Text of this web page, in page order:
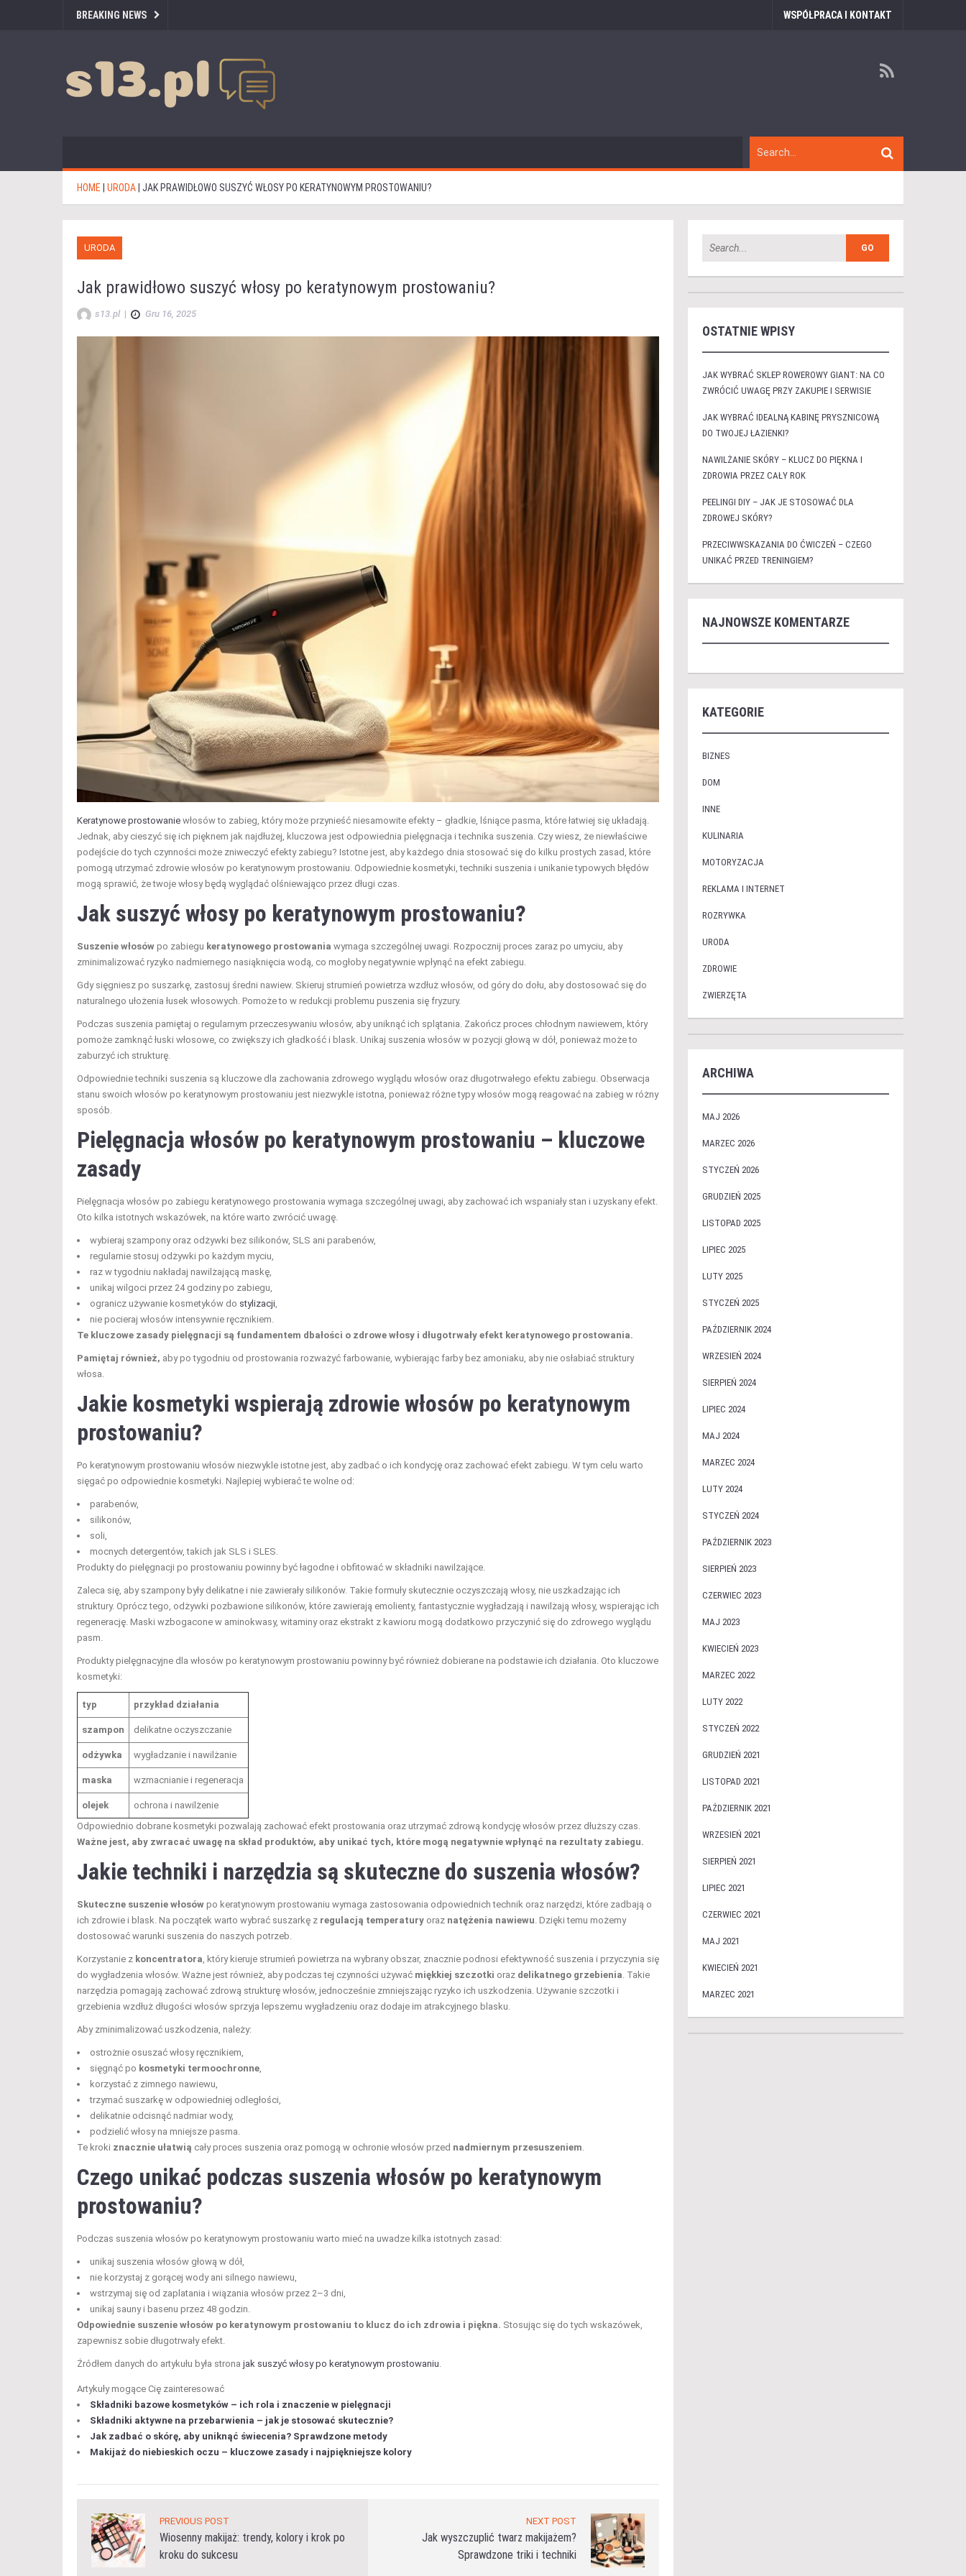
BREAKING NEWS WSPÓŁPRACA I KONTAKT
HOME URODA JAK PRAWIDŁOWO SUSZYĆ WŁOSY PO KERATYNOWYM PROSTOWANIU?
URODA
Jak prawidłowo suszyć włosy po keratynowym prostowaniu?
s13.pl | Gru 16, 2025
Keratynowe prostowanie włosów to zabieg, który może przynieść niesamowite efekty – gładkie, lśniące pasma, które łatwiej się układają.
Jednak, aby cieszyć się ich pięknem jak najdłużej, kluczowa jest odpowiednia pielęgnacja i technika suszenia. Czy wiesz, że niewłaściwe
podejście do tych czynności może zniweczyć efekty zabiegu? Istotne jest, aby każdego dnia stosować się do kilku prostych zasad, które
pomogą utrzymać zdrowie włosów po keratynowym prostowaniu. Odpowiednie kosmetyki, techniki suszenia i unikanie typowych błędów
mogą sprawić, że twoje włosy będą wyglądać olśniewająco przez długi czas.
Jak suszyć włosy po keratynowym prostowaniu?
Suszenie włosów po zabiegu keratynowego prostowania wymaga szczególnej uwagi. Rozpocznij proces zaraz po umyciu, aby
zminimalizować ryzyko nadmiernego nasiąknięcia wodą, co mogłoby negatywnie wpłynąć na efekt zabiegu.
Gdy sięgniesz po suszarkę, zastosuj średni nawiew. Skieruj strumień powietrza wzdłuż włosów, od góry do dołu, aby dostosować się do
naturalnego ułożenia łusek włosowych. Pomoże to w redukcji problemu puszenia się fryzury.
Podczas suszenia pamiętaj o regularnym przeczesywaniu włosów, aby uniknąć ich splątania. Zakończ proces chłodnym nawiewem, który
pomoże zamknąć łuski włosowe, co zwiększy ich gładkość i blask. Unikaj suszenia włosów w pozycji głową w dół, ponieważ może to
zaburzyć ich strukturę.
Odpowiednie techniki suszenia są kluczowe dla zachowania zdrowego wyglądu włosów oraz długotrwałego efektu zabiegu. Obserwacja
stanu swoich włosów po keratynowym prostowaniu jest niezwykle istotna, ponieważ różne typy włosów mogą reagować na zabieg w różny
sposób.
Pielęgnacja włosów po keratynowym prostowaniu – kluczowe
zasady
Pielęgnacja włosów po zabiegu keratynowego prostowania wymaga szczególnej uwagi, aby zachować ich wspaniały stan i uzyskany efekt.
Oto kilka istotnych wskazówek, na które warto zwrócić uwagę.
wybieraj szampony oraz odżywki bez silikonów, SLS ani parabenów,
regularnie stosuj odżywki po każdym myciu,
raz w tygodniu nakładaj nawilżającą maskę,
unikaj wilgoci przez 24 godziny po zabiegu,
ogranicz używanie kosmetyków do stylizacji
nie pocieraj włosów intensywnie ręcznikiem.
Te kluczowe zasady pielęgnacji są fundamentem dbałości o zdrowe włosy i długotrwały efekt keratynowego prostowania.
Pamiętaj również, aby po tygodniu od prostowania rozważyć farbowanie, wybierając farby bez amoniaku, aby nie osłabiać struktury
włosa.
Jakie kosmetyki wspierają zdrowie włosów po keratynowym
prostowaniu?
Po keratynowym prostowaniu włosów niezwykle istotne jest, aby zadbać o ich kondycję oraz zachować efekt zabiegu. W tym celu warto
sięgać po odpowiednie kosmetyki. Najlepiej wybierać te wolne od:
parabenów,
silikonów,
soli,
mocnych detergentów, takich jak SLS i SLES.
Produkty do pielęgnacji po prostowaniu powinny być łagodne i obfitować w składniki nawilżające.
Zaleca się, aby szampony były delikatne i nie zawierały silikonów. Takie formuły skutecznie oczyszczają włosy, nie uszkadzając ich
struktury. Oprócz tego, odżywki pozbawione silikonów, które zawierają emolienty, fantastycznie wygładzają i nawilżają włosy, wspierając ich
regenerację. Maski wzbogacone w aminokwasy, witaminy oraz ekstrakt z kawioru mogą dodatkowo przyczynić się do zdrowego wyglądu
pasm.
Produkty pielęgnacyjne dla włosów po keratynowym prostowaniu powinny być również dobierane na podstawie ich działania. Oto kluczowe
kosmetyki:
typ przykład działania
szampon delikatne oczyszczanie
odżywka wygładzanie i nawilżanie
maska wzmacnianie i regeneracja
olejek
ochrona i nawilżenie
Odpowiednio dobrane kosmetyki pozwalają zachować efekt prostowania oraz utrzymać zdrową kondycję włosów przez dłuższy czas.
Ważne jest, aby zwracać uwagę na skład produktów, aby unikać tych, które mogą negatywnie wpłynąć na rezultaty zabiegu.
Jakie techniki i narzędzia są skuteczne do suszenia włosów?
Skuteczne suszenie włosów po keratynowym prostowaniu wymaga zastosowania odpowiednich technik oraz narzędzi, które zadbają o
ich zdrowie i blask. Na początek warto wybrać suszarkę z regulacją temperatury oraz natężenia nawiewu . Dzięki temu możemy
dostosować warunki suszenia do naszych potrzeb.
Korzystanie z koncentratora , który kieruje strumień powietrza na wybrany obszar, znacznie podnosi efektywność suszenia i przyczynia się
do wygładzenia włosów. Ważne jest również, aby podczas tej czynności używać miękkiej szczotki oraz delikatnego grzebienia . Takie
narzędzia pomagają zachować zdrową strukturę włosów, jednocześnie zmniejszając ryzyko ich uszkodzenia. Używanie szczotki i
grzebienia wzdłuż długości włosów sprzyja lepszemu wygładzeniu oraz dodaje im atrakcyjnego blasku.
Aby zminimalizować uszkodzenia, należy:
ostrożnie osuszać włosy ręcznikiem,
sięgnąć po kosmetyki termoochronne
korzystać z zimnego nawiewu,
trzymać suszarkę w odpowiedniej odległości,
delikatnie odcisnąć nadmiar wody,
podzielić włosy na mniejsze pasma.
Te kroki znacznie ułatwią cały proces suszenia oraz pomogą w ochronie włosów przed nadmiernym przesuszeniem
Czego unikać podczas suszenia włosów po keratynowym
prostowaniu?
Podczas suszenia włosów po keratynowym prostowaniu warto mieć na uwadze kilka istotnych zasad:
unikaj suszenia włosów głową w dół,
nie korzystaj z gorącej wody ani silnego nawiewu,
wstrzymaj się od zaplatania i wiązania włosów przez 2–3 dni,
unikaj sauny i basenu przez 48 godzin.
Odpowiednie suszenie włosów po keratynowym prostowaniu to klucz do ich zdrowia i piękna. Stosując się do tych wskazówek,
zapewnisz sobie długotrwały efekt.
Źródłem danych do artykułu była strona jak suszyć włosy po keratynowym prostowaniu
Artykuły mogące Cię zainteresować
Składniki bazowe kosmetyków – ich rola i znaczenie w pielęgnacji
Składniki aktywne na przebarwienia – jak je stosować skutecznie?
Jak zadbać o skórę, aby uniknąć świecenia? Sprawdzone metody
Makijaż do niebieskich oczu – kluczowe zasady i najpiękniejsze kolory
PREVIOUS POST
Wiosenny makijaż: trendy, kolory i krok po
kroku do sukcesu
NEXT POST
Jak wyszczuplić twarz makijażem?
Sprawdzone triki i techniki
OSTATNIE WPISY
JAK WYBRAĆ SKLEP ROWEROWY GIANT: NA CO
ZWRÓCIĆ UWAGĘ PRZY ZAKUPIE I SERWISIE
JAK WYBRAĆ IDEALNĄ KABINĘ PRYSZNICOWĄ
DO TWOJEJ ŁAZIENKI?
NAWILŻANIE SKÓRY – KLUCZ DO PIĘKNA I
ZDROWIA PRZEZ CAŁY ROK
PEELINGI DIY – JAK JE STOSOWAĆ DLA
ZDROWEJ SKÓRY?
PRZECIWWSKAZANIA DO ĆWICZEŃ – CZEGO
UNIKAĆ PRZED TRENINGIEM?
NAJNOWSZE KOMENTARZE
KATEGORIE
BIZNES
DOM
INNE
KULINARIA
MOTORYZACJA
REKLAMA I INTERNET
ROZRYWKA
URODA
ZDROWIE
ZWIERZĘTA
ARCHIWA
MAJ 2026
MARZEC 2026
STYCZEŃ 2026
GRUDZIEŃ 2025
LISTOPAD 2025
LIPIEC 2025
LUTY 2025
STYCZEŃ 2025
PAŹDZIERNIK 2024
WRZESIEŃ 2024
SIERPIEŃ 2024
LIPIEC 2024
MAJ 2024
MARZEC 2024
LUTY 2024
STYCZEŃ 2024
PAŹDZIERNIK 2023
SIERPIEŃ 2023
CZERWIEC 2023
MAJ 2023
KWIECIEŃ 2023
MARZEC 2022
LUTY 2022
STYCZEŃ 2022
GRUDZIEŃ 2021
LISTOPAD 2021
PAŹDZIERNIK 2021
WRZESIEŃ 2021
SIERPIEŃ 2021
LIPIEC 2021
CZERWIEC 2021
MAJ 2021
KWIECIEŃ 2021
MARZEC 2021